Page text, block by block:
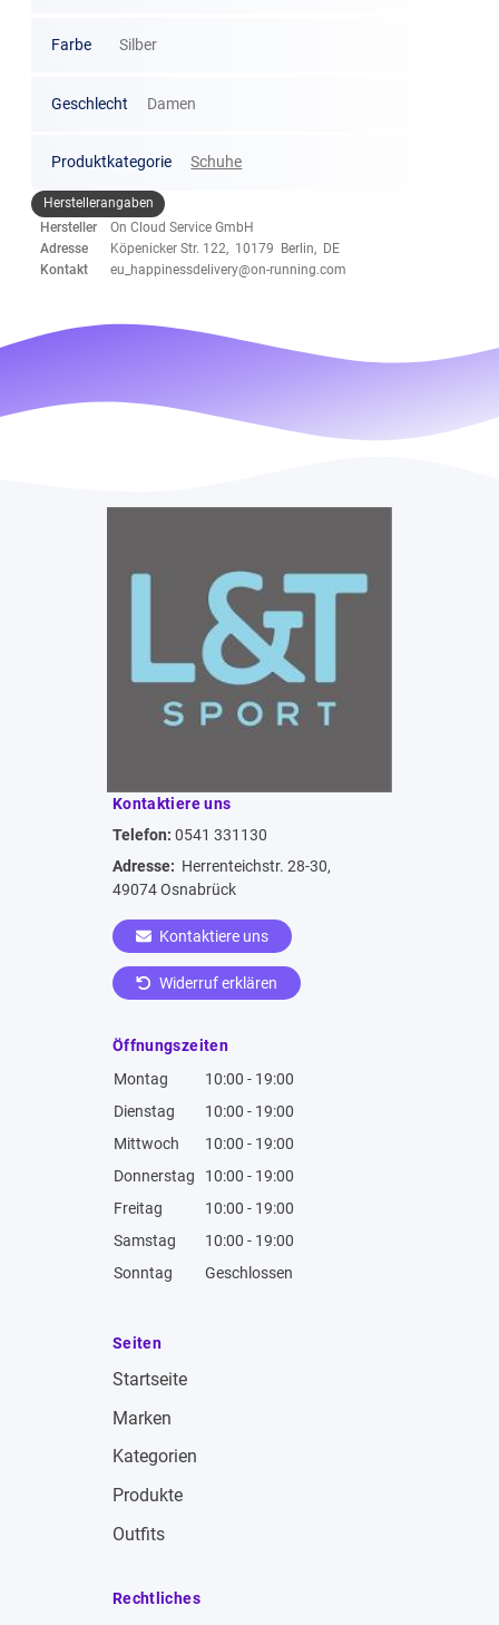
Farbe Silber
Geschlecht Damen
Produktkategorie Schuhe
Herstellerangaben
Hersteller
On Cloud Service GmbH
Adresse
Köpenicker Str. 122, 10179 Berlin, DE
Kontakt
eu_happinessdelivery@on-running.com
Kontaktiere uns
Telefon: 0541 331130
Adresse: Herrenteichstr. 28-30,
49074 Osnabrück
Kontaktiere uns
Widerruf erklären
Öffnungszeiten
Montag
10:00 - 19:00
Dienstag
10:00 - 19:00
Mittwoch
10:00 - 19:00
Donnerstag
10:00 - 19:00
Freitag
10:00 - 19:00
Samstag
10:00 - 19:00
Sonntag
Geschlossen
Seiten
Startseite
Marken
Kategorien
Produkte
Outfits
Rechtliches